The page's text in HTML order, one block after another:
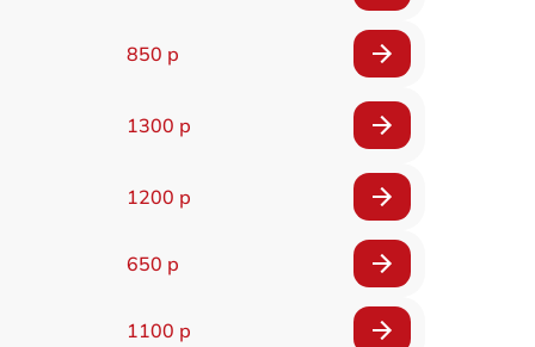
850 р
1300 р
1200 р
650 р
1100 р